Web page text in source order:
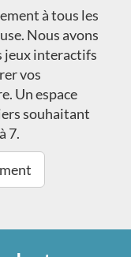
à tous les
Nous avons
jeux interactifs
vos
Un espace
souhaitant
7.